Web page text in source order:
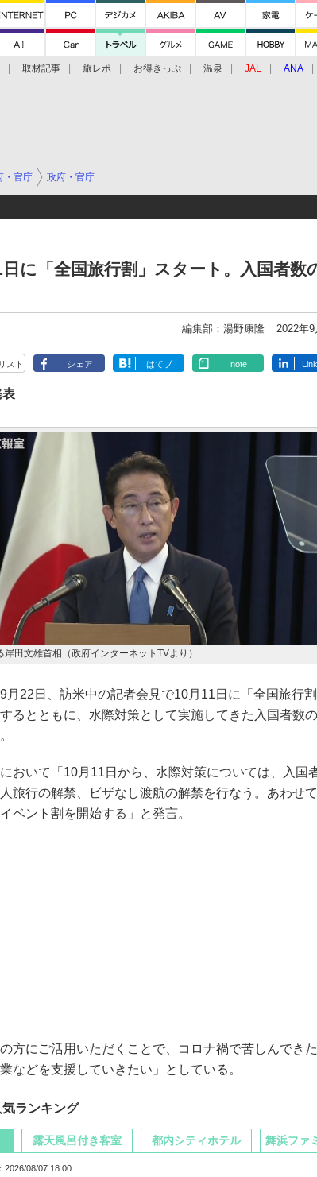
取材記事 旅レポ お得きっぷ 温泉 JAL ANA
・官庁 政府・官庁
に「全国旅行割」スタート。入国者数
編集部：湯野康隆 2022年
リスト シェア はてブ note
表
岸田文雄首相（政府インターネットTVより）
22日、訪米中の記者会見で10月11日に「全国旅行
るとともに、水際対策として実施してきた入国者数
おいて「10月11日から、水際対策については、入国
旅行の解禁、ビザなし渡航の解禁を行なう。あわせ
ベント割を開始する」と発言。
方にご活用いただくことで、コロナ禍で苦しんできた
などを支援していきたい」としている。
ランキング
2026/08/07 18:00
露天風呂付き客室 都内シティホテル 舞浜ファ